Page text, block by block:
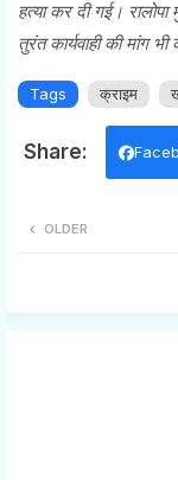
हत्या कर दी गई।
तुरंत कार्यवाही की मांग
Tags क्राइम
OLDER